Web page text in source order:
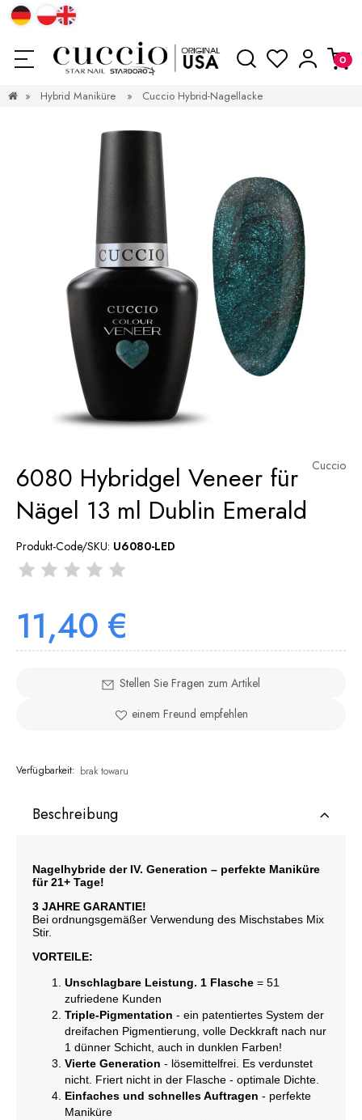
» Hybrid Maniküre » Cuccio Hybrid-Nagellacke
Cuccio
6080 Hybridgel Veneer für
Nägel 13 ml Dublin Emerald
Produkt-Code/SKU: U6080-LED
11,40 €
Stellen Sie Fragen zum Artikel
einem Freund empfehlen
Verfügbarkeit: brak towaru
Beschreibung
Nagelhybride der IV. Generation – perfekte Maniküre
für 21+ Tage!
3 JAHRE GARANTIE!
Bei ordnungsgemäßer Verwendung des Mischstabes Mix
Stir.
VORTEILE:
Unschlagbare Leistung. 1 Flasche = 51
zufriedene Kunden
Triple-Pigmentation - ein patentiertes System der
dreifachen Pigmentierung, volle Deckkraft nach nur
1 dünner Schicht, auch in dunklen Farben!
Vierte Generation - lösemittelfrei. Es verdunstet
nicht. Friert nicht in der Flasche - optimale Dichte.
Einfaches und schnelles Auftragen - perfekte
Maniküre